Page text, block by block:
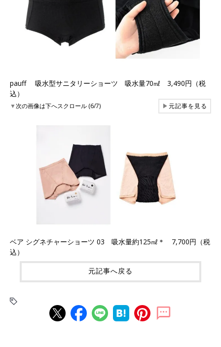
pauff 吸水型サニタリーショーツ 吸水量70㎖ 3,490円（税
込）
▼次の画像は下へスクロール (6/7) ▶元記事を見る
ベア シグネチャーショーツ 03 吸水量約125㎖＊ 7,700円（税
込）
元記事へ戻る